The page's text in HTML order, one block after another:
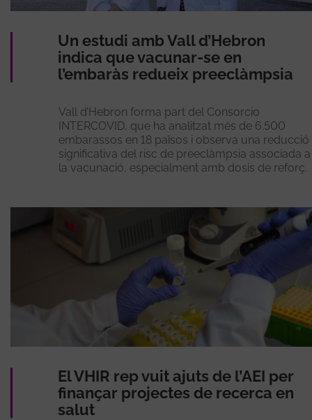
Un estudi amb Vall d’Hebron
indica que vacunar-se en
l’embaràs redueix preeclàmpsia
Vall d’Hebron forma part del Consorcio
INTERCOVID, que ha analitzat més de 6.500
embarassos en 18 països i observa una reducció
significativa del risc de preeclàmpsia associada a
la vacunació, especialment amb dosis de reforç.
El VHIR rep vuit ajuts de l’AEI per
finançar projectes de recerca en
salut